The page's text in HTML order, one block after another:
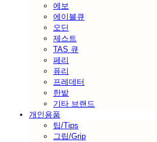
에보
에이블큐
오딘
제스트
TAS 큐
페리
퓨리
프레데터
한밭
기타 브랜드
개인용품
팁/Tips
그립/Grip